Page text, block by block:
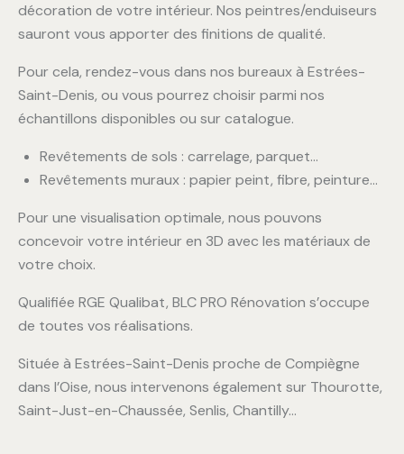
décoration de votre intérieur. Nos peintres/enduiseurs
sauront vous apporter des finitions de qualité.
Pour cela, rendez-vous dans nos bureaux à Estrées-
Saint-Denis, ou vous pourrez choisir parmi nos
échantillons disponibles ou sur catalogue.
Revêtements de sols : carrelage, parquet…
Revêtements muraux : papier peint, fibre, peinture…
Pour une visualisation optimale, nous pouvons
concevoir votre intérieur en 3D avec les matériaux de
votre choix.
Qualifiée RGE Qualibat, BLC PRO Rénovation s’occupe
de toutes vos réalisations.
Située à Estrées-Saint-Denis proche de Compiègne
dans l’Oise, nous intervenons également sur Thourotte,
Saint-Just-en-Chaussée, Senlis, Chantilly…